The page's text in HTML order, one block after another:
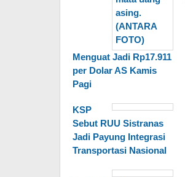
Menguat Jadi Rp17.911
per Dolar AS Kamis
Pagi
KSP
Sebut RUU Sistranas
Jadi Payung Integrasi
Transportasi Nasional